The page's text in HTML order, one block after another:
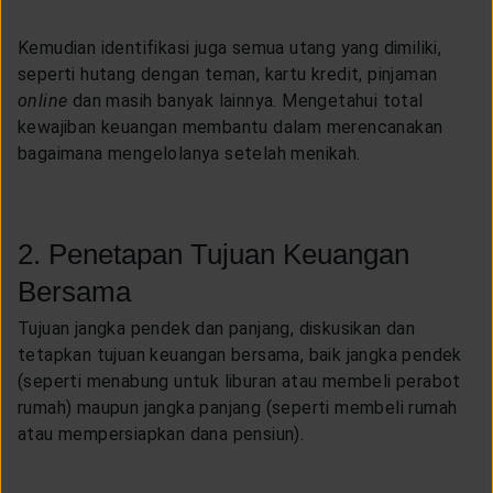
Kemudian identifikasi juga semua utang yang dimiliki,
seperti hutang dengan teman, kartu kredit, pinjaman
online dan masih banyak lainnya. Mengetahui total
kewajiban keuangan membantu dalam merencanakan
bagaimana mengelolanya setelah menikah.
2. Penetapan Tujuan Keuangan
Bersama
Tujuan jangka pendek dan panjang, diskusikan dan
tetapkan tujuan keuangan bersama, baik jangka pendek
(seperti menabung untuk liburan atau membeli perabot
rumah) maupun jangka panjang (seperti membeli rumah
atau mempersiapkan dana pensiun).